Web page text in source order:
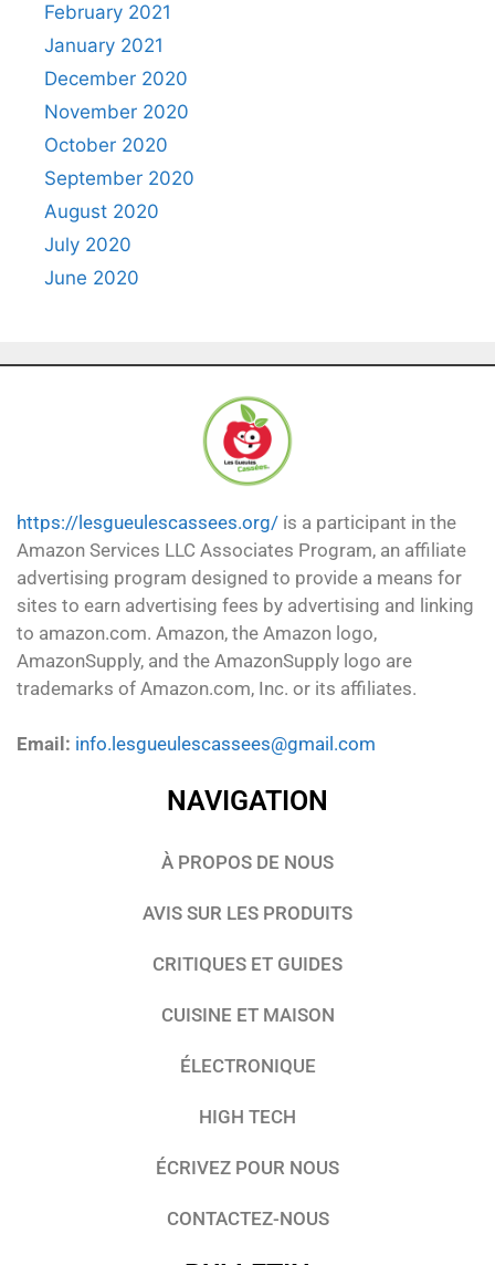
February 2021
January 2021
December 2020
November 2020
October 2020
September 2020
August 2020
July 2020
June 2020
https://lesgueulescassees.org/ is a participant in the
Amazon Services LLC Associates Program, an affiliate
advertising program designed to provide a means for
sites to earn advertising fees by advertising and linking
to amazon.com. Amazon, the Amazon logo,
AmazonSupply, and the AmazonSupply logo are
trademarks of Amazon.com, Inc. or its affiliates.
Email: info.lesgueulescassees@gmail.com
NAVIGATION
À PROPOS DE NOUS
AVIS SUR LES PRODUITS
CRITIQUES ET GUIDES
CUISINE ET MAISON
ÉLECTRONIQUE
HIGH TECH
ÉCRIVEZ POUR NOUS
CONTACTEZ-NOUS